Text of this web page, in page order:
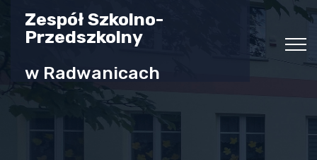
Zespół Szkolno-
Przedszkolny
w Radwanicach